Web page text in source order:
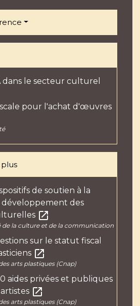
dans le secteur culturel
pour l'achat d'œuvres
de soutien à la
des
open_in_new
de la culture et de la communication
sur le statut fiscal
open_in_new
arts plastiques (Cnap)
aides privées et publiques
open_in_new
arts plastiques (Cnap)